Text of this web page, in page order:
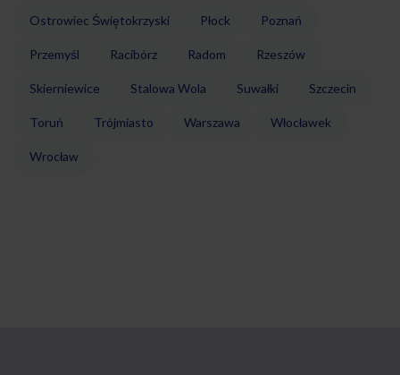
Ostrowiec Świętokrzyski Płock Poznań
Przemyśl Racibórz Radom Rzeszów
Skierniewice Stalowa Wola Suwałki Szczecin
Toruń Trójmiasto Warszawa Włocławek
Wrocław